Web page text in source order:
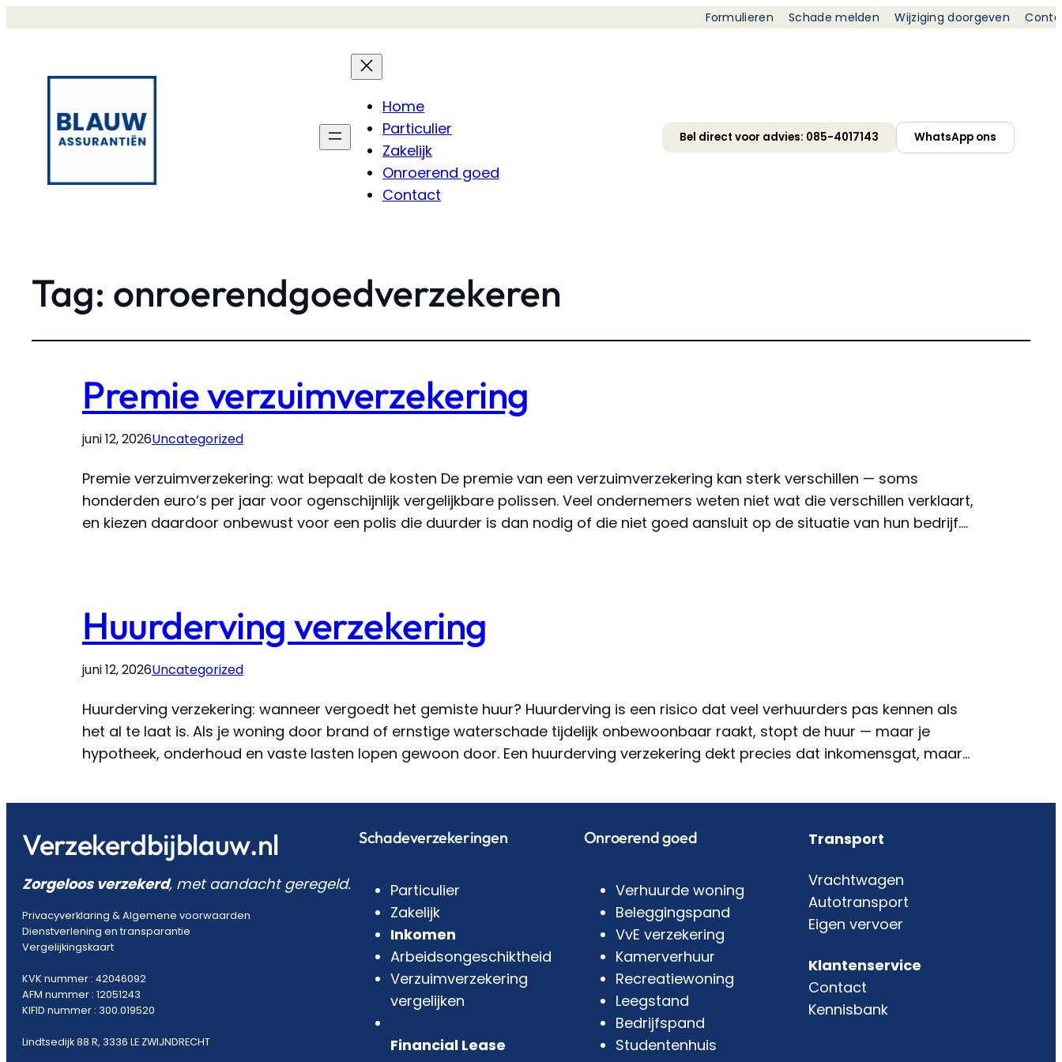
Formulieren Schade melden Wijziging doorgeven
Home
Particulier
Zakelijk
Onroerend goed
Contact
Bel direct voor advies: 085-4017143 WhatsApp ons
Tag: onroerendgoedverzekeren
Premie verzuimverzekering
juni 12, 2026Uncategorized
Premie verzuimverzekering: wat bepaalt de kosten De premie van een verzuimverzekering kan sterk verschillen — soms
honderden euro’s per jaar voor ogenschijnlijk vergelijkbare polissen. Veel ondernemers weten niet wat die verschillen verklaart,
en kiezen daardoor onbewust voor een polis die duurder is dan nodig of die niet goed aansluit op de situatie van hun bedrijf.…
Huurderving verzekering
juni 12, 2026Uncategorized
Huurderving verzekering: wanneer vergoedt het gemiste huur? Huurderving is een risico dat veel verhuurders pas kennen als
het al te laat is. Als je woning door brand of ernstige waterschade tijdelijk onbewoonbaar raakt, stopt de huur — maar je
hypotheek, onderhoud en vaste lasten lopen gewoon door. Een huurderving verzekering dekt precies dat inkomensgat, maar…
Verzekerdbijblauw.nl
Zorgeloos verzekerd, met aandacht geregeld.
Privacyverklaring &Algemene voorwaarden
Dienstverlening en transparantie
Vergelijkingskaart
KVK nummer : 42046092
AFM nummer : 12051243
KIFID nummer : 300.019520
Lindtsedijk 88 R, 3336 LE ZWIJNDRECHT
Schadeverzekeringen
Particulier
Zakelijk
Inkomen
Arbeidsongeschiktheid
Verzuimverzekering
vergelijken
Financial Lease
Onroerend goed
Verhuurde woning
Beleggingspand
VvE verzekering
Kamerverhuur
Recreatiewoning
Leegstand
Bedrijfspand
Studentenhuis
Transport
Vrachtwagen
Autotransport
Eigen vervoer
Klantenservice
Contact
Kennisbank